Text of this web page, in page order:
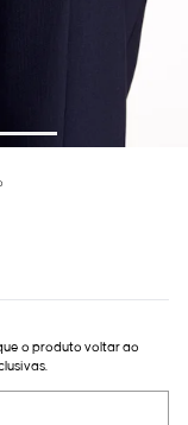
o produto voltar ao